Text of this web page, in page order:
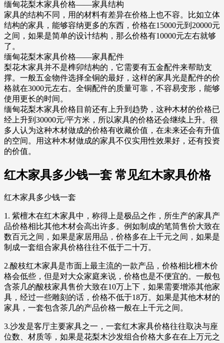
缅甸花梨木家具价格——家具结构
家具的结构不同，用的材料有差异在价格上也不容。比如立体
结构的家具，能够容纳更多的东西，价格在15000元到20000元
之间，如果是简单的设计结构，那么价格有10000元左右就够
了。
缅甸花梨木家具价格——家具配件
梨花木家具并不是榫卯结构的，它需要有五金配件来帮助支
撑。一般五金物件选择全铜的最好，这样的家具光是配件的价
格就在3000元左右。全铜配件的质量可靠，不容易变形，能够
使用更长的时间。
缅甸花梨木家具价格目前还有上升到趋势，这种木材的价格已
经上升到30000元/平方米，所以家具的价格还会继续上升。很
多人认为这种木材做成的价格有收藏价值，在未来还会有升值
的空间。用这种木材做成的家具不仅实用性效果好，还有投资
的价值。
红木家具多少钱一套 常见红木家具价格
红木家具多少钱一套
1. 紫檀木在红木家具中，称得上是极品之作，所生产的家具产
品价格相比其他木材会高出许多。例如制成的笔筒售价大致在
数百元之间，如果是家居用品，价格多在上千元之间，如果是
制成一套组合家具价格往往不低于二十万。
2.酸枝红木家具是市面上最主流的一款产品，价格相比檀木价
格会低些，但是对大众家庭来说，价格也是不便宜的。一般包
含茶几的酸枝家具售价大致在10万上下，如果需要增添其他家
具，经过一些雕刻的话，价格不低于18万。如果是其他木材的
家具，一套包含茶几的产品价格一般在上千元之间。
3.沙发是客厅主要家具之一，一套红木家具价格往往取决与座
位数、材质等，如果是花梨木沙发组合价格大多在在上万元之